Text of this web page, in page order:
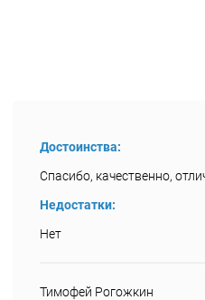
Достоинства:
Спасибо, качественно,
Недостатки:
Нет
Тимофей Рогожкин